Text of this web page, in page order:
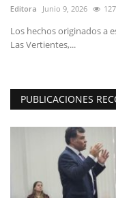
Editora Junio 9, 2026
Los hechos originados a
Las Vertientes,...
PUBLICACIONES